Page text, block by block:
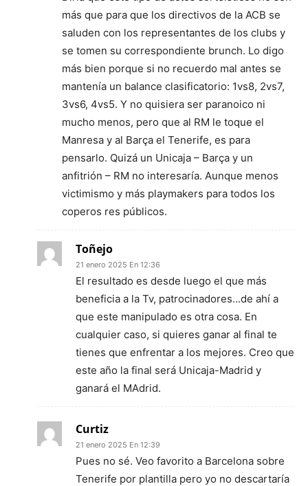
más que para que los directivos de la ACB se
saluden con los representantes de los clubs y
se tomen su correspondiente brunch. Lo digo
más bien porque si no recuerdo mal antes se
mantenía un balance clasificatorio: 1vs8, 2vs7,
3vs6, 4vs5. Y no quisiera ser paranoico ni
mucho menos, pero que al RM le toque el
Manresa y al Barça el Tenerife, es para
pensarlo. Quizá un Unicaja – Barça y un
anfitrión – RM no interesaría. Aunque menos
victimismo y más playmakers para todos los
coperos res públicos.
Toñejo
21 enero 2025 En 12:36
El resultado es desde luego el que más
beneficia a la Tv, patrocinadores…de ahí a
que este manipulado es otra cosa. En
cualquier caso, si quieres ganar al final te
tienes que enfrentar a los mejores. Creo que
este año la final será Unicaja-Madrid y
ganará el MAdrid.
Curtiz
21 enero 2025 En 12:39
Pues no sé. Veo favorito a Barcelona sobre
Tenerife por plantilla pero yo no descartaría